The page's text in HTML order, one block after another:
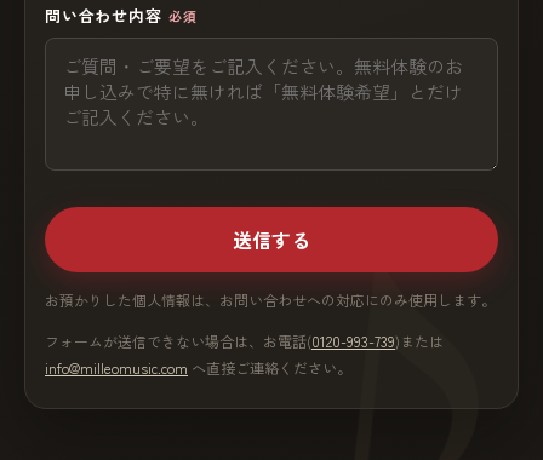
問い合わせ内容 必須
送信する
お預かりした個人情報は、お問い合わせへの対応にのみ使用します。
フォームが送信できない場合は、お電話(0120-993-739)または
info@milleomusic.com へ直接ご連絡ください。